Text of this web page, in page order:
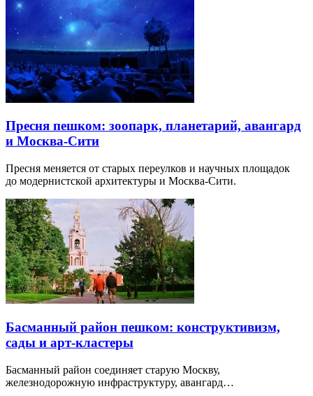
Пресня пешком: зоопарк, планетарий, авангард
и Москва-Сити
Пресня меняется от старых переулков и научных площадок
до модернистской архитектуры и Москва-Сити.
Басманный район пешком: конструктивизм,
сады и арт-кластеры
Басманный район соединяет старую Москву,
железнодорожную инфраструктуру, авангард…